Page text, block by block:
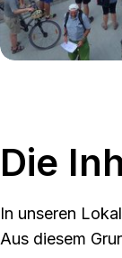
Die
In unseren
Aus diesem